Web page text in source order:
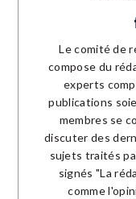
Le comité de
compose du
experts
publications
membres se
discuter des
sujets traités
signés "La
comme